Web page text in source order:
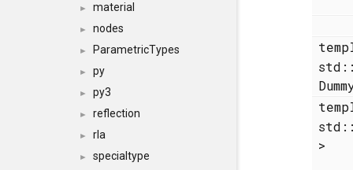
► material
► nodes
► ParametricTypes
► py
► py3
► reflection
► rla
► specialtype
>